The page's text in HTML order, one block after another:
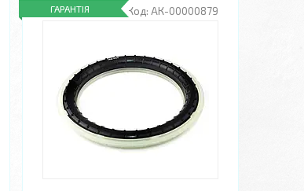
АК-00000879
ГАРАНТІЯ